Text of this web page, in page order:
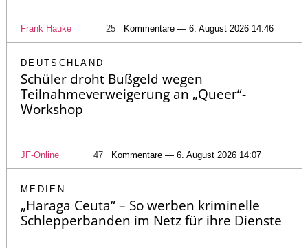
Frank Hauke 25 Kommentare — 6. August 2026 14:46
DEUTSCHLAND
Schüler droht Bußgeld wegen
Teilnahmeverweigerung an „Queer“-
Workshop
JF-Online 47 Kommentare — 6. August 2026 14:07
MEDIEN
„Haraga Ceuta“ – So werben kriminelle
Schlepperbanden im Netz für ihre Dienste